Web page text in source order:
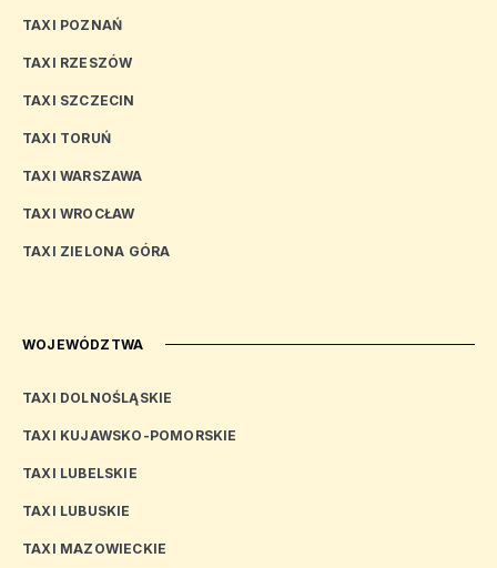
TAXI POZNAŃ
TAXI RZESZÓW
TAXI SZCZECIN
TAXI TORUŃ
TAXI WARSZAWA
TAXI WROCŁAW
TAXI ZIELONA GÓRA
WOJEWÓDZTWA
TAXI DOLNOŚLĄSKIE
TAXI KUJAWSKO-POMORSKIE
TAXI LUBELSKIE
TAXI LUBUSKIE
TAXI MAZOWIECKIE